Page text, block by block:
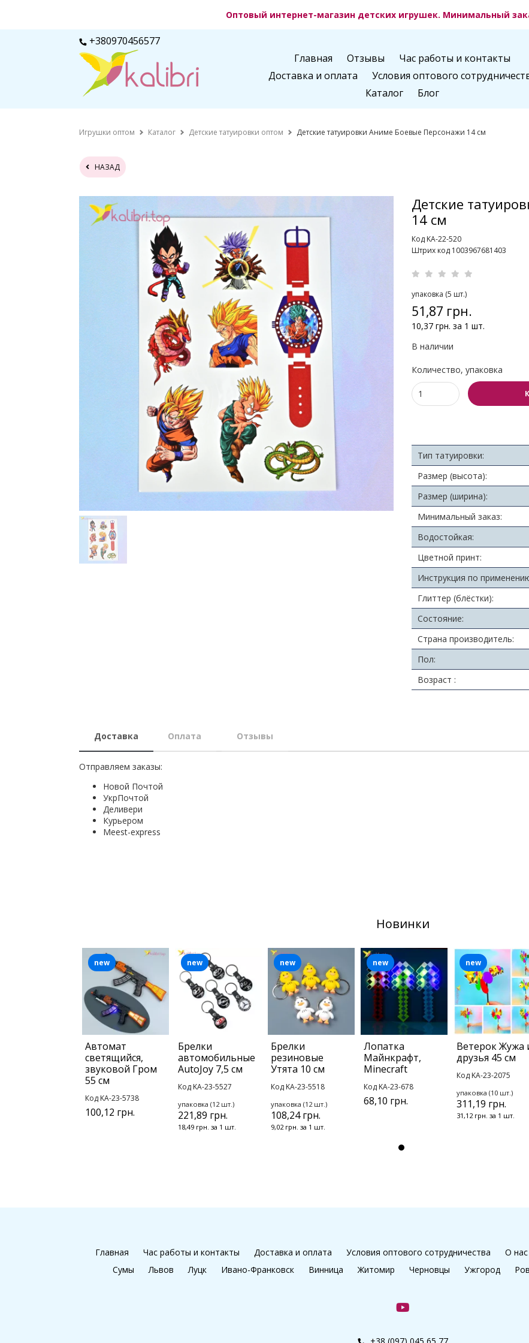
Оптовый интернет-магазин детских игрушек. Минимальный
+380970456577
Главная
Отзывы
Час работы и контакты
Доставка и оплата
Условия оптового
Каталог
Блог
Игрушки оптом Каталог Детские татуировки оптом Детские татуировки Аниме Боевые Персонажи 14 см
НАЗАД
Детские
14 см
Код KA-22-520
Штрих код 1003967681403
упаковка (5 шт.)
51,87 грн.
10,37 грн. за 1 шт.
В наличии
Количество, упаковка
Тип татуировки:
Размер (высота):
Размер (ширина):
Минимальный заказ:
Водостойкая:
Цветной принт:
Инструкция по
Глиттер (блёстки):
Состояние:
Страна производитель:
Пол:
Возраст :
Доставка Оплата Отзывы
Отправляем заказы:
Новой Почтой
УкрПочтой
Деливери
Курьером
Мeest-express
Новинки
Автомат
светящийся,
звуковой Гром
55 см
Код KA-23-5738
100,12 грн.
new
Брелки
автомобильные
AutoJoy 7,5 см
Код KA-23-5527
упаковка (12 шт.)
221,89 грн.
18,49 грн. за 1 шт.
new
Брелки
резиновые
Утята 10 см
Код KA-23-5518
упаковка (12 шт.)
108,24 грн.
9,02 грн. за 1 шт.
new
Лопатка
Майнкрафт,
Minecraft
Код KA-23-678
68,10 грн.
new
Ветерок Жужа
друзья 45 см
Код KA-23-2075
упаковка (10 шт.)
311,19 грн.
31,12 грн. за 1 шт.
new
Главная Час работы и контакты Доставка и оплата Условия оптового сотрудничества О нас
Сумы
Львов Луцк Ивано-Франковск Винница Житомир Черновцы Ужгород